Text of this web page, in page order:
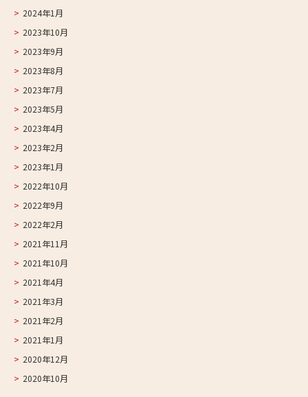
2024年1月
2023年10月
2023年9月
2023年8月
2023年7月
2023年5月
2023年4月
2023年2月
2023年1月
2022年10月
2022年9月
2022年2月
2021年11月
2021年10月
2021年4月
2021年3月
2021年2月
2021年1月
2020年12月
2020年10月